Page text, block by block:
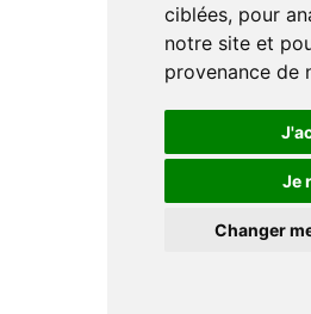
ciblées, pour
notre site et
provenance de
Je
Changer